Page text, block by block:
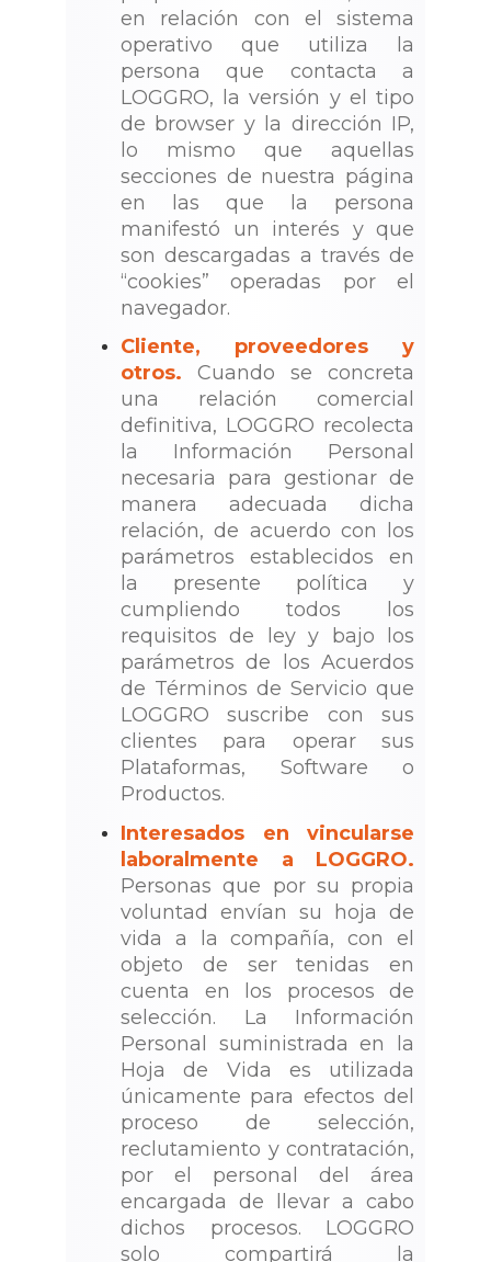
en relación con el sistema
operativo que utiliza la
persona que contacta a
LOGGRO, la versión y el tipo
de browser y la dirección IP,
lo mismo que aquellas
secciones de nuestra página
en las que la persona
manifestó un interés y que
son descargadas a través de
“cookies” operadas por el
navegador.
Cliente, proveedores y
otros. Cuando se concreta
una relación comercial
definitiva, LOGGRO recolecta
la Información Personal
necesaria para gestionar de
manera adecuada dicha
relación, de acuerdo con los
parámetros establecidos en
la presente política y
cumpliendo todos los
requisitos de ley y bajo los
parámetros de los Acuerdos
de Términos de Servicio que
LOGGRO suscribe con sus
clientes para operar sus
Plataformas, Software o
Productos.
Interesados en vincularse
laboralmente a LOGGRO.
Personas que por su propia
voluntad envían su hoja de
vida a la compañía, con el
objeto de ser tenidas en
cuenta en los procesos de
selección. La Información
Personal suministrada en la
Hoja de Vida es utilizada
únicamente para efectos del
proceso de selección,
reclutamiento y contratación,
por el personal del área
encargada de llevar a cabo
dichos procesos. LOGGRO
solo compartirá la